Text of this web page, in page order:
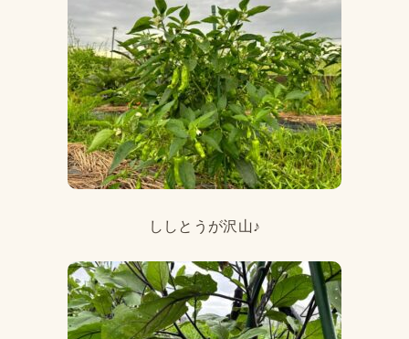
ししとうが沢山♪